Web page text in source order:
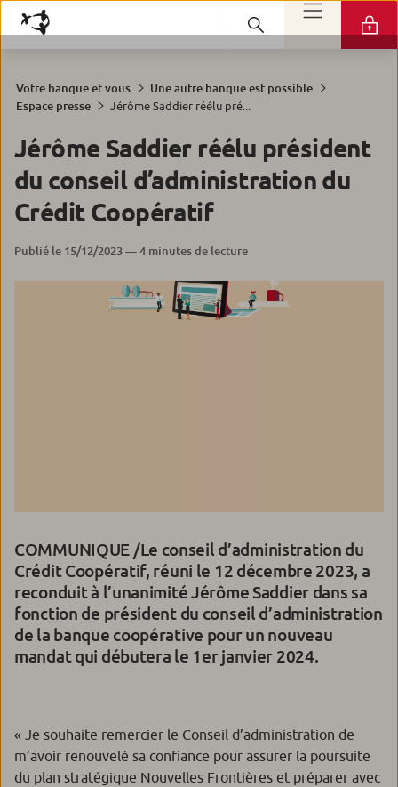
Votre banque et vous
Une autre banque est possible
Espace presse
Jérôme Saddier réélu pré...
Jérôme Saddier réélu président
du conseil d’administration du
Crédit Coopératif
Publié le 15/12/2023 — 4 minutes de lecture
COMMUNIQUE /Le conseil d’administration du
Crédit Coopératif, réuni le 12 décembre 2023, a
reconduit à l’unanimité Jérôme Saddier dans sa
fonction de président du conseil d’administration
de la banque coopérative pour un nouveau
mandat qui débutera le 1er janvier 2024.
« Je souhaite remercier le Conseil d’administration de
m’avoir renouvelé sa confiance pour assurer la poursuite
du plan stratégique Nouvelles Frontières et préparer avec